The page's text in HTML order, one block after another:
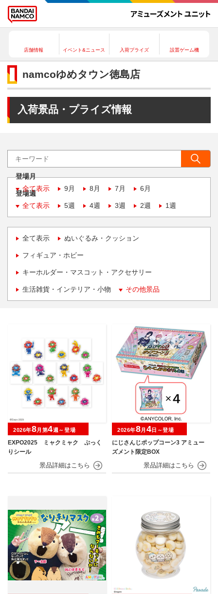
店舗情報 イベント&ニュース 入荷プライズ 設置ゲーム機
namcoゆめタウン徳島店
入荷景品・プライズ情報
登場月
全て表示
9月 8月 7月 6月
登場週
全て表示
5週 4週 3週 2週 1週
全て表示 ぬいぐるみ・クッション
フィギュア・ホビー
キーホルダー・マスコット・アクセサリー
生活雑貨・インテリア・小物 その他景品
EXPO2025 ミャクミャク ぷっく
りシール
2026年8月第4週～登場
にじさんじポップコーン3 アミュー
ズメント限定BOX
2026年8月 4日～登場